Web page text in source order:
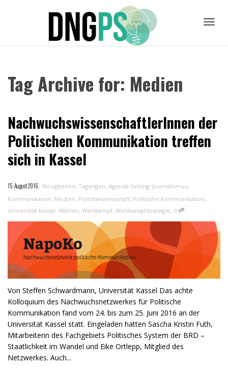
Tag Archive for: Medien
NachwuchswissenschaftlerInnen der
Politischen Kommunikation treffen
sich in Kassel
15. August 2016, Neuigkeiten, Tagungen, Agenda Setting, Journalismus,
Kommunikation, Medien, Politikwissenschaft, Politische Kommunikation,
Universität Kassel, Wahlen, Wahlkampf, Wahlkampfstrategie, 0
Von Steffen Schwardmann, Universität Kassel Das achte
Kolloquium des Nachwuchsnetzwerkes für Politische
Kommunikation fand vom 24. bis zum 25. Juni 2016 an der
Universität Kassel statt. Eingeladen hatten Sascha Kristin Futh,
Mitarbeiterin des Fachgebiets Politisches System der BRD –
Staatlichkeit im Wandel und Eike Ortlepp, Mitglied des
Netzwerkes. Auch...